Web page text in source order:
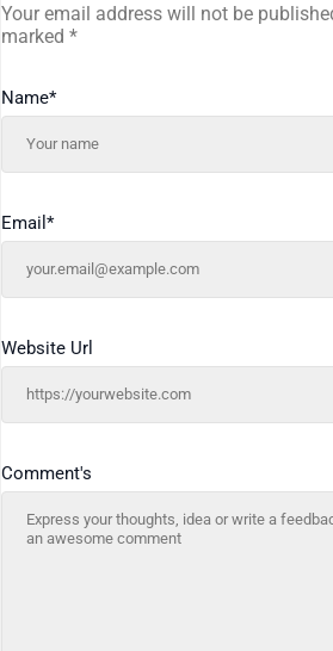
Your email address will not be
marked *
Comment's
Name*
Email *
Website Url